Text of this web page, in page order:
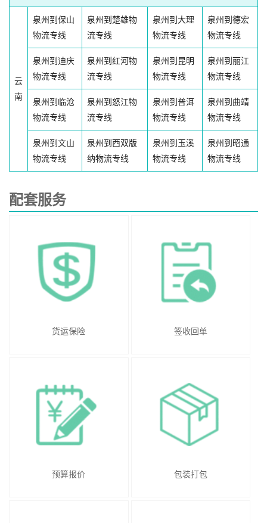
云
南
泉州到保山
物流专线
泉州到楚雄物
流专线
泉州到大理
物流专线
泉州到德宏
物流专线
泉州到迪庆
物流专线
泉州到红河物
流专线
泉州到昆明
物流专线
泉州到丽江
物流专线
泉州到临沧
物流专线
泉州到怒江物
流专线
泉州到普洱
物流专线
泉州到曲靖
物流专线
泉州到文山
物流专线
泉州到西双版
纳物流专线
泉州到玉溪
物流专线
泉州到昭通
物流专线
配套服务
货运保险 签收回单
预算报价 包装打包